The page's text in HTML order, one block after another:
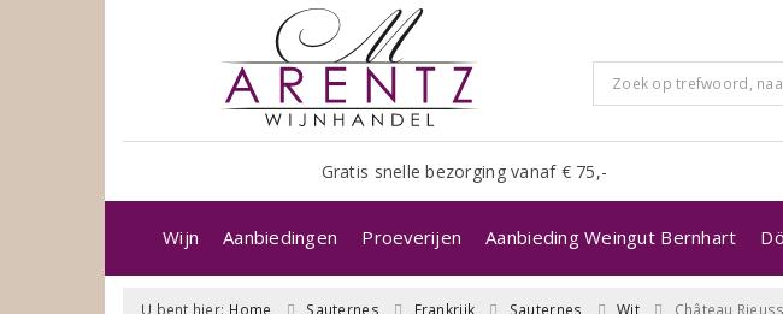
Gratis snelle bezorging vanaf € 75,-
Wijn Aanbiedingen Proeverijen Aanbieding Weingut Bernhart
U bent hier: Home Sauternes Frankrijk Sauternes Wit Château